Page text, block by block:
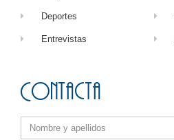
Deportes
Entrevistas
Contacta